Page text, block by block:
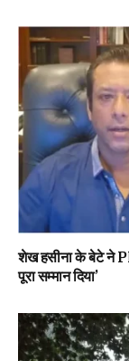
शेख हसीना के बेटे ने
पूरा सम्मान दिया’